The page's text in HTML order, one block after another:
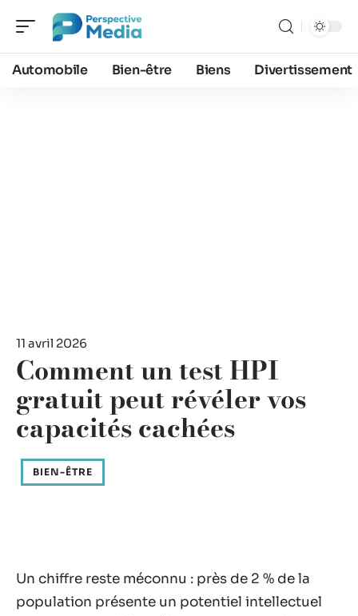
Automobile Bien-être Biens Divertissement
11 avril 2026
Comment un test HPI
gratuit peut révéler vos
capacités cachées
BIEN-ÊTRE
Un chiffre reste méconnu : près de 2 % de la
population présente un potentiel intellectuel